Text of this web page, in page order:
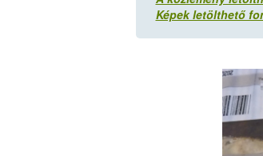
Képek letölthető